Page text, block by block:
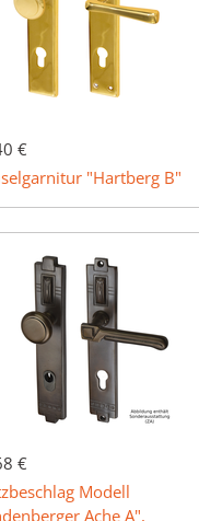
€
"Hartberg B"
€
Modell
Ache A",